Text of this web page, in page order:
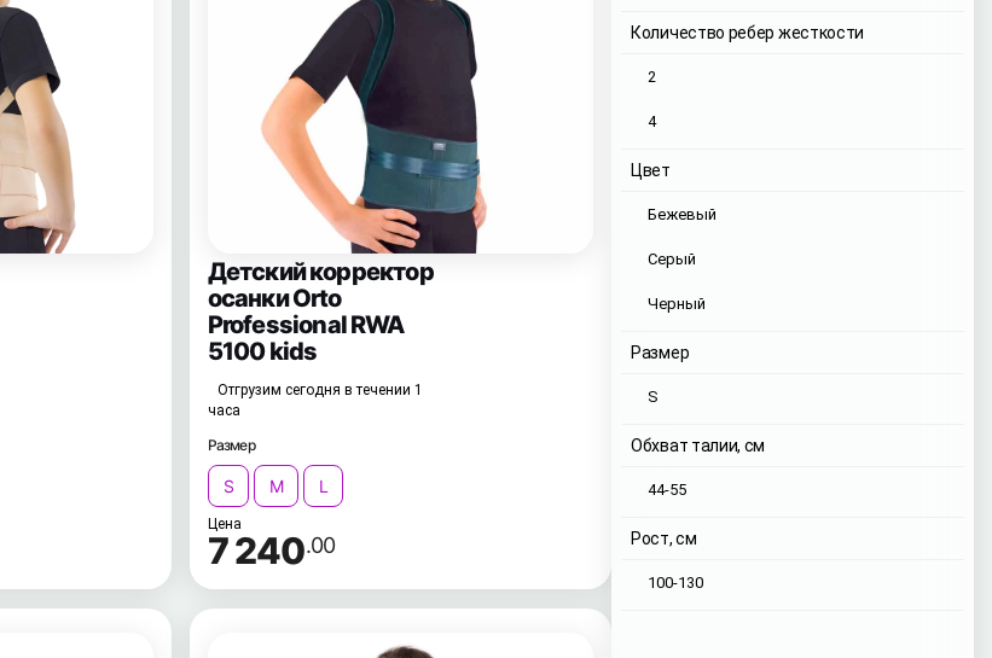
Количество ребер жесткости
2
4
Цвет
Бежевый
Серый
Черный
Размер
S
Обхват талии, см
44-55
Рост, см
100-130
Детский корректор
осанки Orto
Professional RWA
5100 kids
Отгрузим сегодня в течении 1
часа
Размер
S M L
Цена
7 240.00